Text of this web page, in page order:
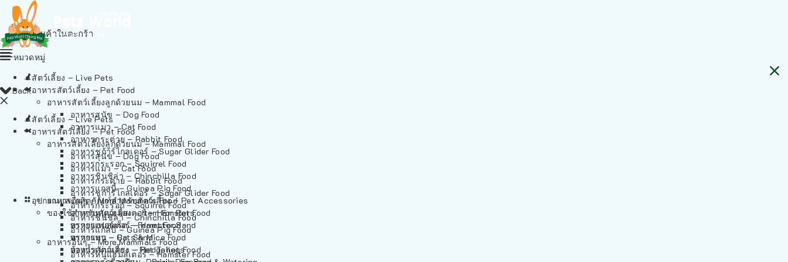
ไม่มีสินค้าในตะกร้า
Back
สัตว์เลี้ยง – Live Pets
อาหารสัตว์เลี้ยง – Pet Food
อาหารสัตว์เลี้ยงลูกด้วยนม – Mammal Food
อาหารสุนัข – Dog Food
อาหารแมว – Cat Food
อาหารกระต่าย – Rabbit Food
อาหารชูก้าร์ไกลเดอร์ – Sugar Glider Food
อาหารกระรอก – Squirrel Food
อาหารชินชิล่า – Chinchilla Food
อาหารแกสบี้ – Guinea Pig Food
อาหารอื่นๆ – More Mammals Food
อาหารหนูแฮมสเตอร์ – Hamster Food
หมวดหมู่
สัตว์เลี้ยง – Live Pets
อาหารสัตว์เลี้ยง – Pet Food
อาหารสัตว์เลี้ยงลูกด้วยนม – Mammal Food
อาหารสุนัข – Dog Food
อาหารแมว – Cat Food
อาหารกระต่าย – Rabbit Food
อาหารชูก้าร์ไกลเดอร์ – Sugar Glider Food
อาหารกระรอก – Squirrel Food
อาหารชินชิล่า – Chinchilla Food
อาหารแกสบี้ – Guinea Pig Food
อาหารอื่นๆ – More Mammals Food
อาหารหนูแฮมสเตอร์ – Hamster Food
อาหารเฟอร์เร็ต – Ferret Food
อาหารหนู – Rats & Mice Food
อาหารเม่นแคระ – Hedgehog Food
อุปกรณและผลิตภัณฑ์สำหรับสัตว์เลี้ยง – Pet Accessories
ของใช้สำหรับสัตว์เลี้ยง – Item For Pets
ทรายแฮมสเตอร์ – Hamster Sand
ทรายแมว – Cat Sand
ห้องน้ำสัตว์เลี้ยง – Pet Toilets